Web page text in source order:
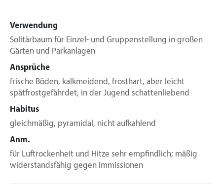
Verwendung
Solitärbaum für Einzel- und Gruppenstellung in großen
Gärten und Parkanlagen
Ansprüche
frische Böden, kalkmeidend, frosthart, aber leicht
spätfrostgefährdet, in der Jugend schattenliebend
Habitus
gleichmäßig, pyramidal, nicht aufkahlend
Anm.
für Luftrockenheit und Hitze sehr empfindlich; mäßig
widerstandsfähig gegen Immissionen